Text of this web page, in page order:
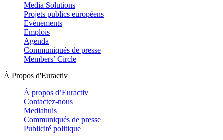
Media Solutions
Projets publics européens
Evénements
Emplois
Agenda
Communiqués de presse
Members’ Circle
À Propos d'Euractiv
À propos d’Euractiv
Contactez-nous
Mediahuis
Communiqués de presse
Publicité politique